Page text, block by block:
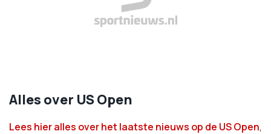
Alles over US Open
Lees hier alles over het laatste nieuws op de US Open,